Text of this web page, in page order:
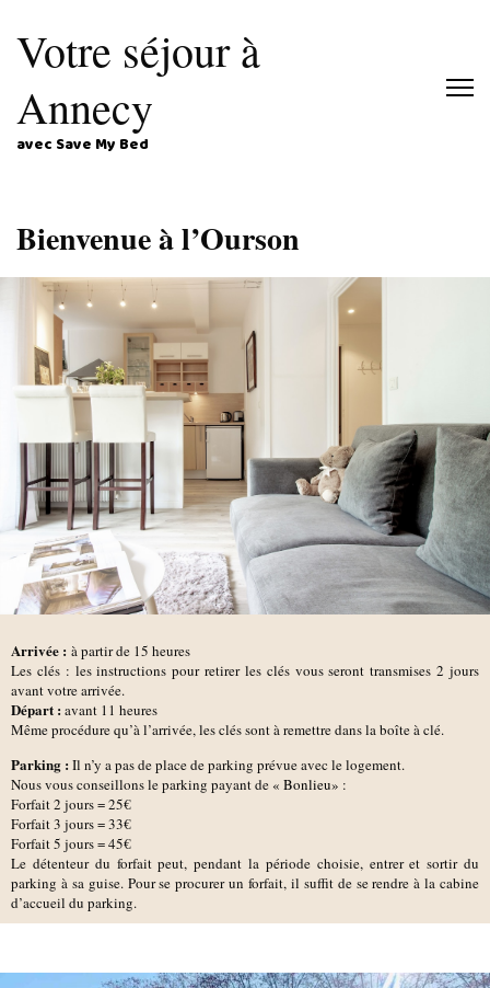
Votre séjour à
Annecy
avec Save My Bed
Bienvenue à l’Ourson
Arrivée : à partir de 15 heures
Les clés : les instructions pour retirer les clés vous seront transmises 2 jours
avant votre arrivée.
Départ : avant 11 heures
Même procédure qu’à l’arrivée, les clés sont à remettre dans la boîte à clé.
Parking : Il n’y a pas de place de parking prévue avec le logement.
Nous vous conseillons le parking payant de « Bonlieu» :
Forfait 2 jours = 25€
Forfait 3 jours = 33€
Forfait 5 jours = 45€
Le détenteur du forfait peut, pendant la période choisie, entrer et sortir du
parking à sa guise. Pour se procurer un forfait, il suffit de se rendre à la cabine
d’accueil du parking.